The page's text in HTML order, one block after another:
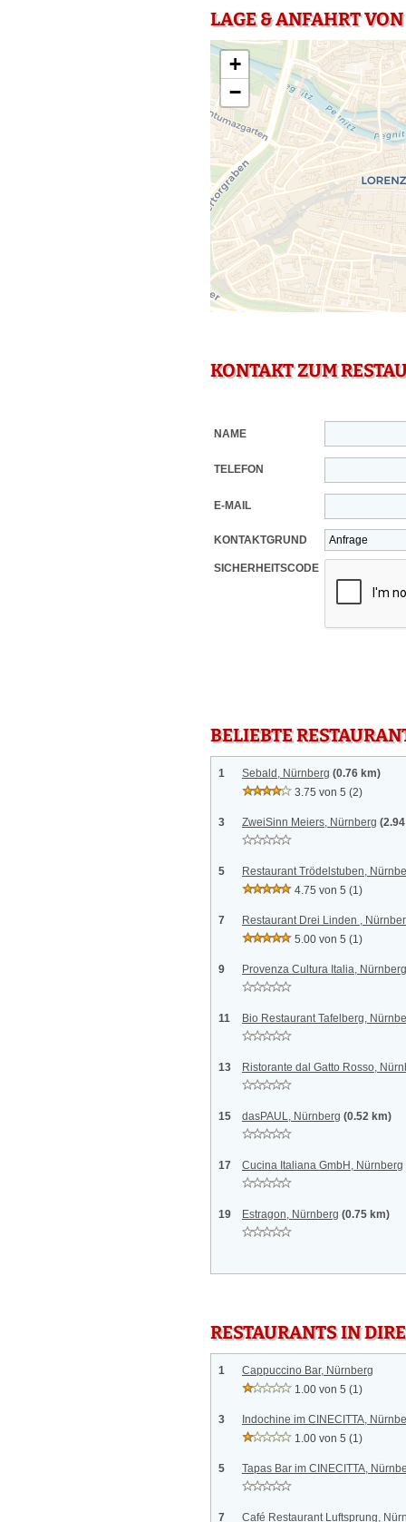
LAGE & ANFAHRT
+
−
KONTAKT ZUM
NAME
TELEFON
E-MAIL
KONTAKTGRUND
SICHERHEITSCODE
BELIEBTE
1 Sebald, Nürnberg (0.76 km)
3.75 von 5 (2)
3 ZweiSinn Meiers, Nürnberg
5
Restaurant Trödelstuben,
4.75 von 5 (1)
7
Restaurant Drei Linden ,
5.00 von 5 (1)
9 Provenza Cultura Italia, Nürnberg
11 Bio Restaurant Tafelberg,
13 Ristorante dal Gatto Rosso,
15 dasPAUL, Nürnberg (0.52 km)
17 Cucina Italiana GmbH, Nürnberg
19 Estragon, Nürnberg (0.75 km)
RESTAURANTS IN
1
Cappuccino Bar, Nürnberg
1.00 von 5 (1)
3
Indochine im CINECITTA,
1.00 von 5 (1)
5 Tapas Bar im CINECITTA,
7 Café Restaurant Luftsprung,